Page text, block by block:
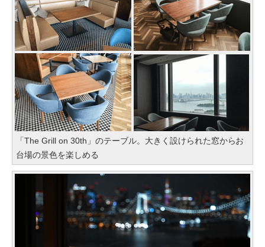
「The Grill on 30th」のテーブル。大きく設けられた窓からお
台場の景色を楽しめる